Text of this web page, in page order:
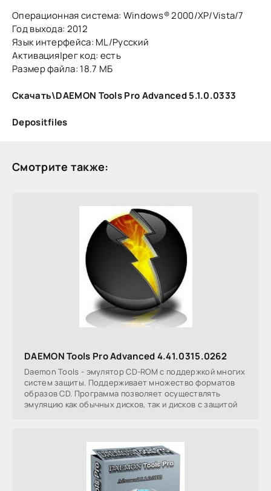
Операционная система: Windows® 2000/XP/Vista/7
Год выхода: 2012
Язык интерфейса: ML/Русский
Активация|рег код: есть
Размер файла: 18.7 МБ
Скачать\DAEMON Tools Pro Advanced 5.1.0.0333
Depositfiles
Смотрите также:
DAEMON Tools Pro Advanced 4.41.0315.0262
Daemon Tools - эмулятор СD-ROM с поддержкой многих
систем защиты. Поддерживает множество форматов
образов CD. Программа позволяет осуществлять
эмуляцию как обычных дисков, так и дисков с защитой